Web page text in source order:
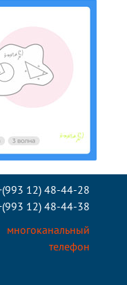
12) 48-44-28
12) 48-44-38
многоканальный
телефон